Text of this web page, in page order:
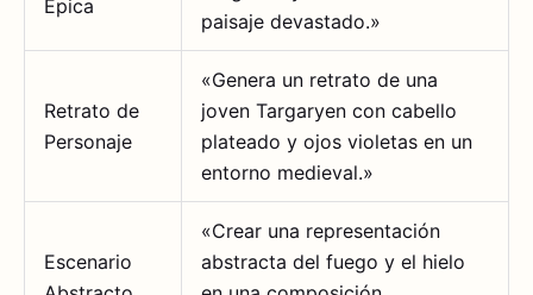
Épica
paisaje devastado.»
Retrato de
Personaje
«Genera un retrato de una
joven Targaryen con cabello
plateado y ojos violetas en un
entorno medieval.»
Escenario
«Crear una representación
abstracta del fuego y el hielo